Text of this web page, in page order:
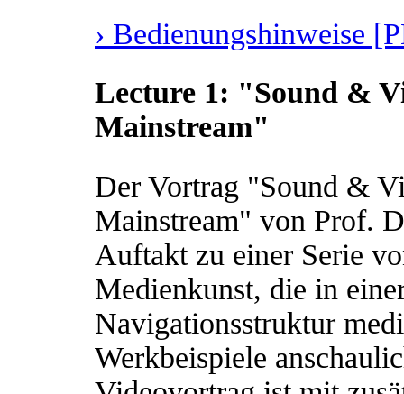
› Bedienungshinweise
Lecture 1: "Sound &
Mainstream"
Der Vortrag "Sound &
Mainstream" von Prof.
Auftakt zu einer Serie
Medienkunst, die in
Navigationsstruktur
Werkbeispiele